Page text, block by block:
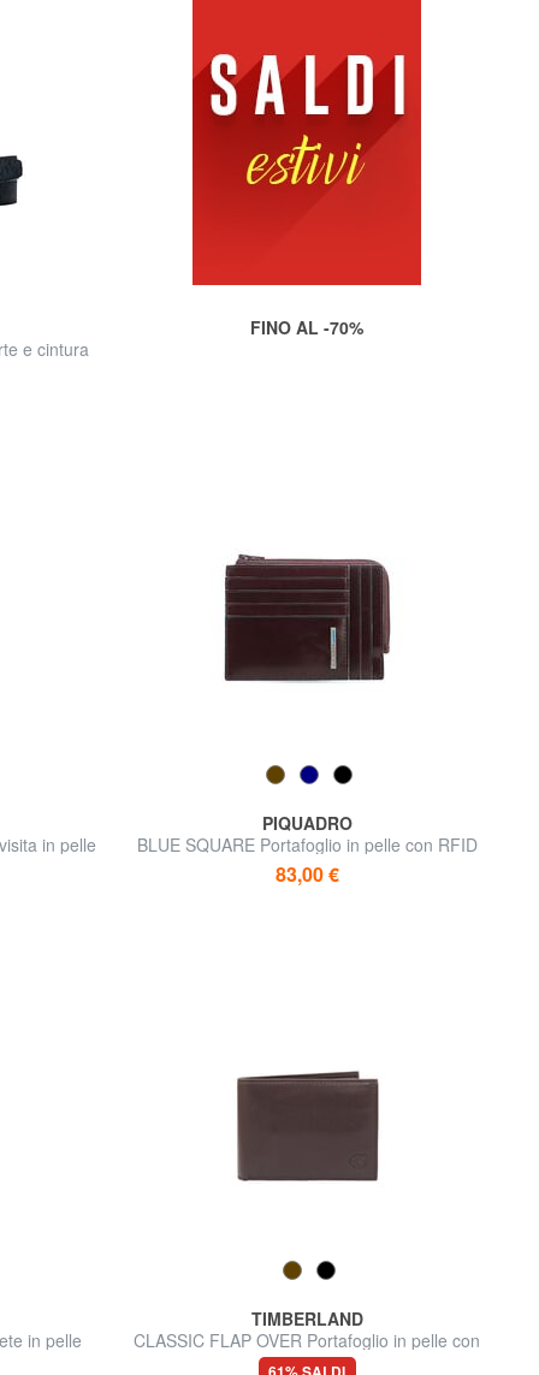
e cintura
FINO AL -70%
in pelle
PIQUADRO
BLUE SQUARE Portafoglio in pelle con RFID
83,00 €
in pelle
TIMBERLAND
CLASSIC FLAP OVER Portafoglio in pelle con
flap e portamonete